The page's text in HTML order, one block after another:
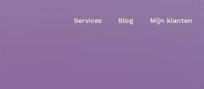
Services Blog Mijn klanten